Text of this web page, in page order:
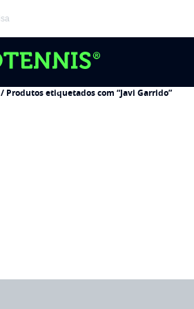
/ Produtos etiquetados com “Javi Garrido”